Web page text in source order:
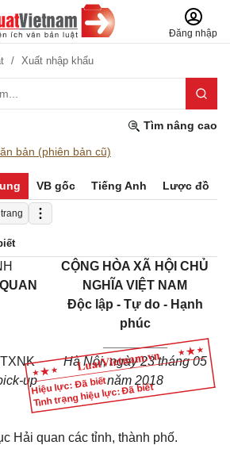
Đăng nhập
Xuất nhập khẩu
Tìm nâng cao
bản (phiên bản cũ)
VB gốc Tiếng Anh Lược đồ
Hiệu lực: Đã biết
Tình trạng hiệu lực: Đã biết
CỘNG HÒA XÃ HỘI CHỦ
NGHĨA VIỆT NAM
Độc lập - Tự do - Hạnh
phúc
_________
TXNK
up
Hà Nội, ngày23tháng05
năm 2018
Hải quan các tỉnh, thành phố.